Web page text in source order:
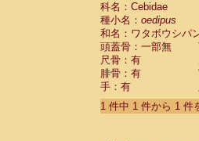
Cebidae
Cebidae
Cebidae
Cebidae
Cebidae
Cebidae
Cebidae
Cebidae
科名：Cebidae
種小名： oedipus
和名：ワタボウシパ
頭蓋骨：一部無
尺骨：有
腓骨：有
手：有
1 件中 1 件から 1 件